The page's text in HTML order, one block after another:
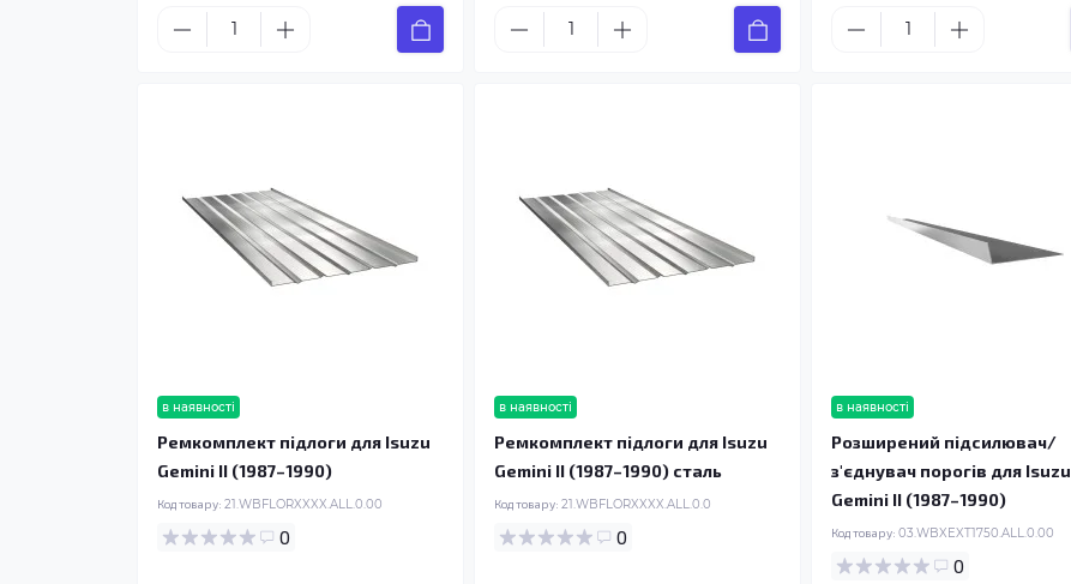
в наявності
Ремкомплект підлоги для Isuzu
Gemini II (1987–1990)
Код товару: 21.WBFLORXXXX.ALL.0.00
0
в наявності
Ремкомплект підлоги для Isuzu
Gemini II (1987–1990) сталь
Код товару: 21.WBFLORXXXX.ALL.0.0
0
в наявності
Розширений підсилювач/
з'єднувач порогів для Isuzu
Gemini II (1987–1990)
Код товару: 03.WBXEXT1750.ALL.0.00
0